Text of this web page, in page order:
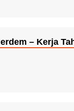
– Kerja